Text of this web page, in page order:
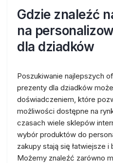
Gdzie znaleźć
na
dla dziadków
Poszukiwanie najlepszych
prezenty dla dziadków
doświadczeniem, które
możliwości dostępne na
czasach wiele sklepów
wybór produktów do
zakupy stają się łatwiejsze
Możemy znaleźć zarówno